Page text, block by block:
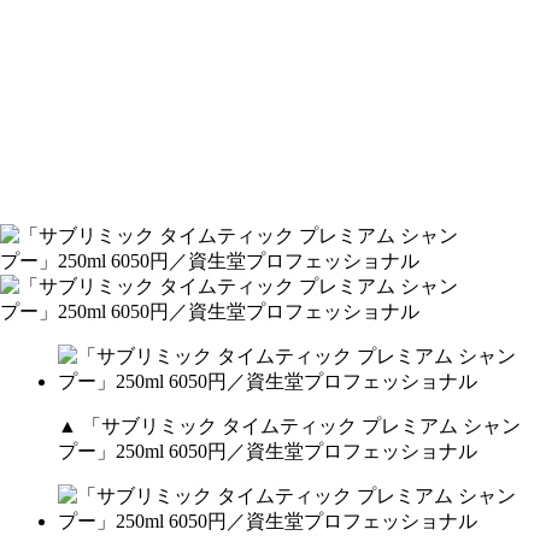
▲ 「サブリミック タイムティック プレミアム シャン
プー」250ml 6050円／資生堂プロフェッショナル